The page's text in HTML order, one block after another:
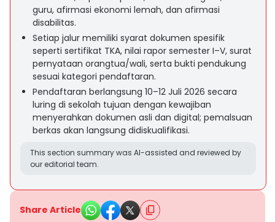
guru, afirmasi ekonomi lemah, dan afirmasi
disabilitas.
Setiap jalur memiliki syarat dokumen spesifik
seperti sertifikat TKA, nilai rapor semester I–V, surat
pernyataan orangtua/wali, serta bukti pendukung
sesuai kategori pendaftaran.
Pendaftaran berlangsung 10–12 Juli 2026 secara
luring di sekolah tujuan dengan kewajiban
menyerahkan dokumen asli dan digital; pemalsuan
berkas akan langsung didiskualifikasi.
This section summary was AI-assisted and reviewed by
our editorial team.
Share Article